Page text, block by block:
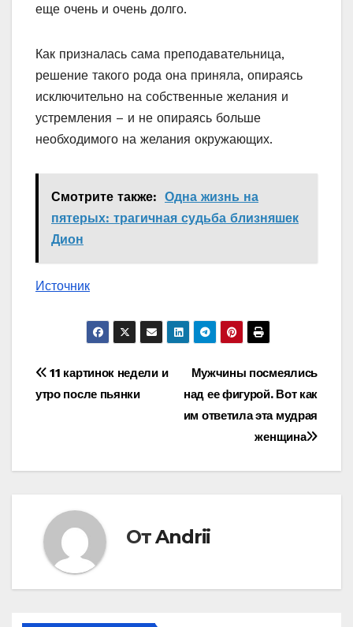
еще очень и очень долго.
Как призналась сама преподавательница,
решение такого рода она приняла, опираясь
исключительно на собственные желания и
устремления – и не опираясь больше
необходимого на желания окружающих.
Смотрите также: Одна жизнь на
пятерых: трагичная судьба близняшек
Дион
Источник
Навигация
по
Мужчины посмеялись
над ее фигурой. Вот как
им ответила эта мудрая
женщина
11 картинок недели и
утро после пьянки
ОтAndrii